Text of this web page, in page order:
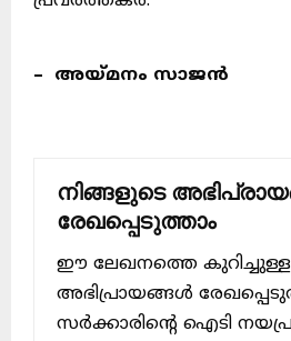
– അയ്മനം സാജൻ
നിങ്ങളുടെ
രേഖപ്പെടുത്താം
ഈ ലേഖനത്തെ കുറിച്ചുള്ള
അഭിപ്രായങ്ങൾ
സർക്കാരിന്റെ ഐടി